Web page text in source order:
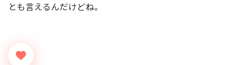
とも言えるんだけどね。